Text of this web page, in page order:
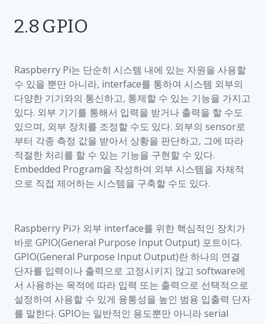
2.8 GPIO
Raspberry Pi는 단순히 시스템 내에 있는 자원을 사용할
수 있을 뿐만 아니라, interface를 통하여 시스템 외부의
다양한 기기와의 통신하고, 통제할 수 있는 기능을 가지고
있다. 외부 기기를 통해서 입력을 받거나 출력을 할 수도
있으며, 외부 장치를 조정할 수도 있다. 외부의 sensor로
부터 각종 측정 값을 받아서 상황을 판단하고, 그에 따라
적절한 처리를 할 수 있는 기능을 구현할 수 있다.
Embedded Program을 작성하여 외부 시스템을 자체적
으로 직접 제어하는 시스템을 구축할 수도 있다.
Raspberry Pi가 외부 interface를 위한 핵심적인 장치가
바로 GPIO(General Purpose Input Output) 포트이다.
GPIO(General Purpose Input Output)란 하나의 연결
단자를 입력이나 출력으로 고정시키지 않고 software에
서 사용하는 목적에 따라 입력 또는 출력으로 선택적으로
설정하여 사용할 수 있게 융통성을 높인 범용 입출력 단자
를 말한다. GPIO는 일반적인 용도뿐만 아니라serial